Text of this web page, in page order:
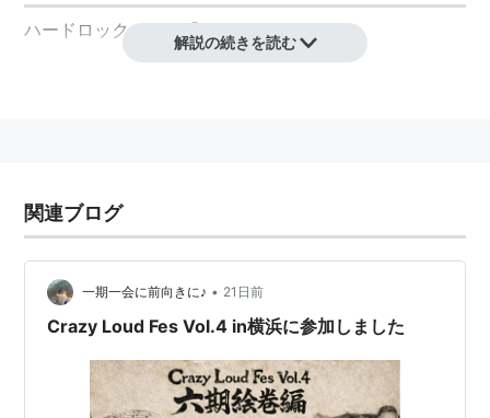
ハードロックバンド『ラウドネス』のこと。
解説の続きを読む
関連ブログ
一期一会に前向きに♪ • 21日前
Crazy Loud Fes Vol.4 in横浜に参加しました